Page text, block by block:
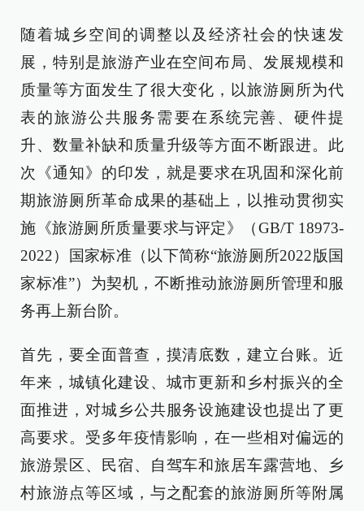
随着城乡空间的调整以及经济社会的快速发
展，特别是旅游产业在空间布局、发展规模和
质量等方面发生了很大变化，以旅游厕所为代
表的旅游公共服务需要在系统完善、硬件提
升、数量补缺和质量升级等方面不断跟进。此
次《通知》的印发，就是要求在巩固和深化前
期旅游厕所革命成果的基础上，以推动贯彻实
施《旅游厕所质量要求与评定》（GB/T 18973-
2022）国家标准（以下简称“旅游厕所2022版国
家标准”）为契机，不断推动旅游厕所管理和服
务再上新台阶。
首先，要全面普查，摸清底数，建立台账。近
年来，城镇化建设、城市更新和乡村振兴的全
面推进，对城乡公共服务设施建设也提出了更
高要求。受多年疫情影响，在一些相对偏远的
旅游景区、民宿、自驾车和旅居车露营地、乡
村旅游点等区域，与之配套的旅游厕所等附属